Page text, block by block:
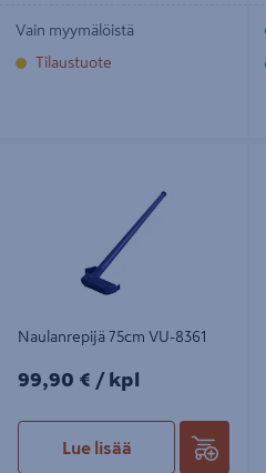
Vain myymälöistä
Tilaustuote
Naulanrepijä 75cm VU-8361
99,90€/kpl
99,90 € / kpl
Lue lisää